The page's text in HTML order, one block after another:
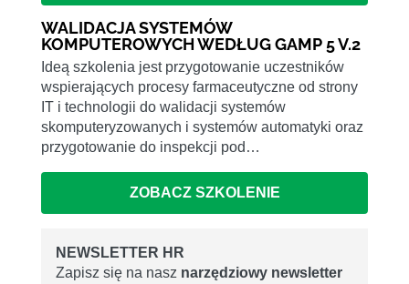
WALIDACJA SYSTEMÓW
KOMPUTEROWYCH WEDŁUG GAMP 5 V.2
Ideą szkolenia jest przygotowanie uczestników
wspierających procesy farmaceutyczne od strony
IT i technologii do walidacji systemów
skomputeryzowanych i systemów automatyki oraz
przygotowanie do inspekcji pod…
ZOBACZ SZKOLENIE
NEWSLETTER HR
Zapisz się na nasz narzędziowy newsletter